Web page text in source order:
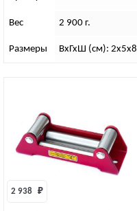
Вес 2 900 г.
Размеры ВхГхШ (см): 2х5х8
2 938 ₽